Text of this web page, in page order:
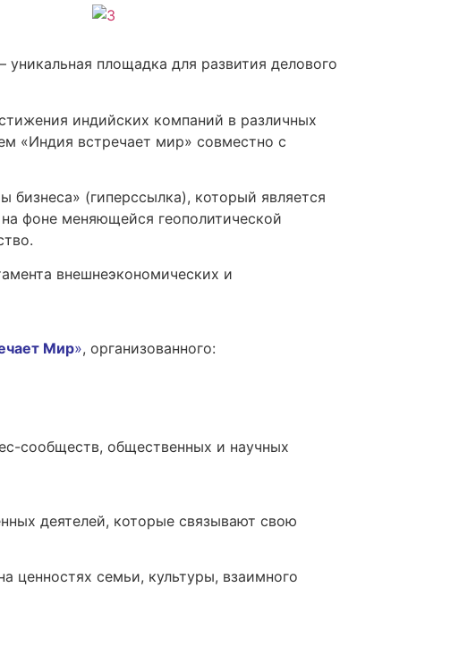
уникальная площадка для развития делового
индийских компаний в различных
«Индия встречает мир» совместно с
(гиперссылка), который является
фоне меняющейся геополитической
внешнеэкономических и
Мир», организованного:
сообществ, общественных и научных
деятелей, которые связывают свою
ценностях семьи, культуры, взаимного